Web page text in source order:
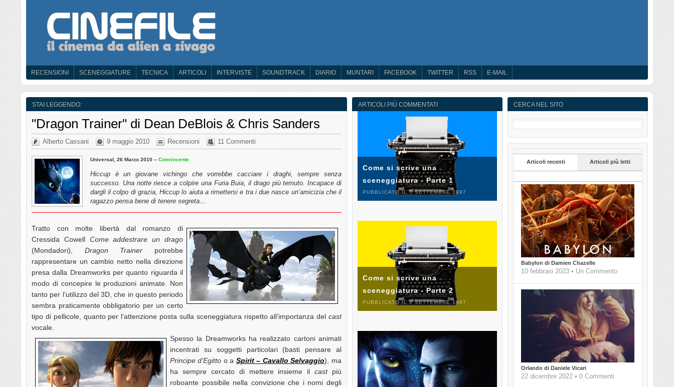
RECENSIONI SCENEGGIATURE TECNICA ARTICOLI INTERVISTE SOUNDTRACK DIARIO MUNTARI FACEBOOK TWITTER RSS E-MAIL
STAI LEGGENDO:
"Dragon Trainer" di Dean DeBlois & Chris Sanders
Alberto Cassani 9 maggio 2010 Recensioni 11 Commenti
Universal, 26 Marzo 2010 – Convincente
Hiccup è un giovane vichingo che vorrebbe cacciare i draghi, sempre senza
successo. Una notte riesce a colpire una Furia Buia, il drago più temuto. Incapace di
dargli il colpo di grazia, Hiccup lo aiuta a rimettersi e tra i due nasce un’amicizia che il
ragazzo pensa bene di tenere segreta…
Tratto con molte libertà dal romanzo di
Cressida Cowell Come addestrare un drago
(Mondadori), Dragon Trainer potrebbe
rappresentare un cambio netto nella direzione
presa dalla Dreamworks per quanto riguarda il
modo di concepire le produzioni animate. Non
tanto per l’utilizzo del 3D, che in questo periodo
sembra praticamente obbligatorio per un certo
tipo di pellicole, quanto per l’attenzione posta sulla sceneggiatura rispetto all’importanza del cast
vocale.
Spesso la Dreamworks ha realizzato cartoni animati
incentrati su soggetti particolari (basti pensare al
Principe d’Egitto o a Spirit – Cavallo Selvaggio), ma
ha sempre cercato di mettere insieme ilcastpiù
roboante possibile nella convizione che i nomi degli
CERCA NEL SITO
Articoli recenti Articoli più letti
Babylon di Damien Chazelle
10 febbraio 2023 • Un Commento
Orlando di Daniele Vicari
22 dicembre 2022 • 0 Commenti
ARTICOLI PIÙ COMMENTATI
Come si scrive una
sceneggiatura - Parte 1
PUBBLICATO IL 5 SETTEMBRE 1997
Come si scrive una
sceneggiatura - Parte 2
PUBBLICATO IL 4 SETTEMBRE 1997